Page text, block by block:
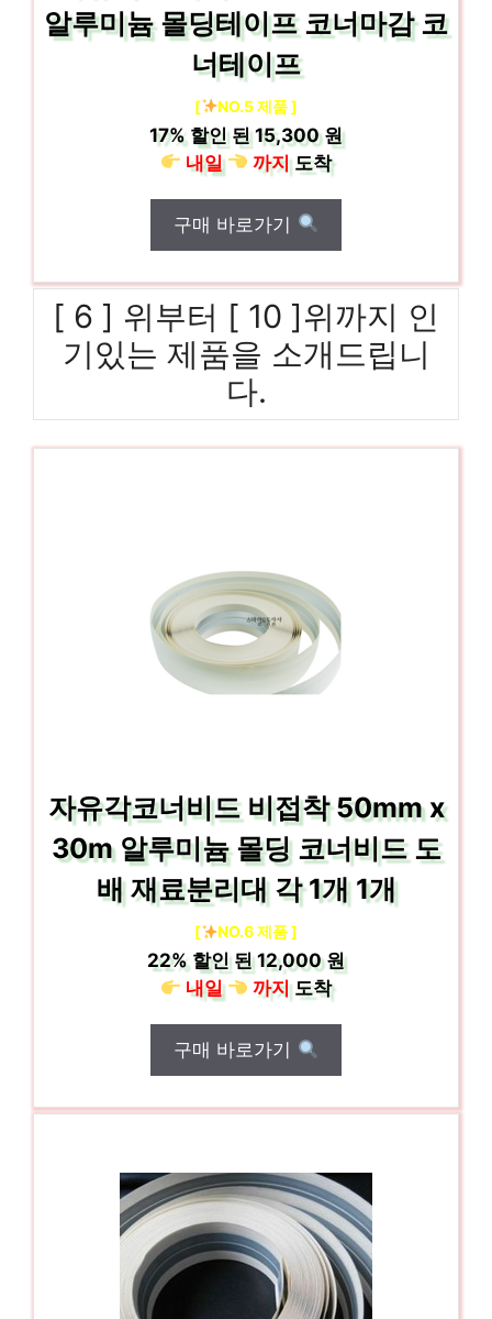
알루미늄 몰딩테이프 코너마감 코
너테이프
[ NO.5 제품 ]
17% 할인 된15,300 원
내일
까지도착
구매 바로가기
[ 6 ] 위부터 [ 10 ]위까지 인
기있는 제품을 소개드립니
다.
자유각코너비드 비접착 50mm x
30m 알루미늄 몰딩 코너비드 도
배 재료분리대 각 1개 1개
[ NO.6 제품 ]
22%할인 된12,000 원
내일
까지도착
구매 바로가기